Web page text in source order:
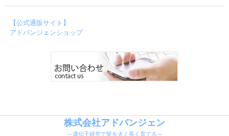
【公式通販サイト】
アドバンジェンショップ
株式会社アドバンジェン
～遺伝子研究で髪を太く長く育てる～